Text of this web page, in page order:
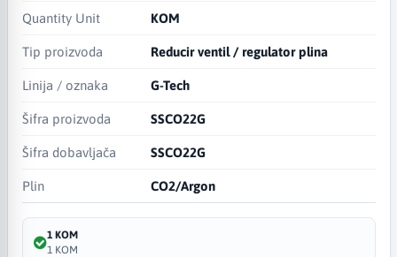
Quantity Unit KOM
Tip proizvoda Reducir ventil / regulator plina
Linija / oznaka G-Tech
Šifra proizvoda SSCO22G
Šifra dobavljača SSCO22G
Plin CO2/Argon
1 KOM
1 KOM